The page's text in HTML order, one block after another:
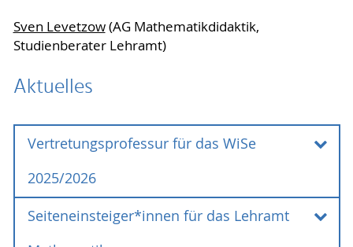
Sven Levetzow(AG Mathematikdidaktik,
Studienberater Lehramt)
Aktuelles
Vertretungsprofessur für das WiSe
2025/2026
Vertretungsprofessur für das WiSe
Seiteneinsteiger*innen für das Lehramt